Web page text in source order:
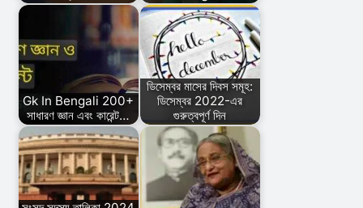
Gk In Bengali 200+
সাধারণ জ্ঞান এবং কারেন্ট…
ডিসেম্বর মাসের দিবস সমূহ:
ডিসেম্বর 2022-এর
গুরুত্বপূর্ণ দিন